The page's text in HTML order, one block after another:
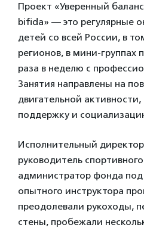
Проект «Уверенный
bifida» — это регулярные
детей со всей России, в
регионов, в мини-группах
раза в неделю с
Занятия направлены на
двигательной
поддержку и
Исполнительный
руководитель
администратор фонда
опытного инструктора
преодолевали рукоходы,
стены, пробежали